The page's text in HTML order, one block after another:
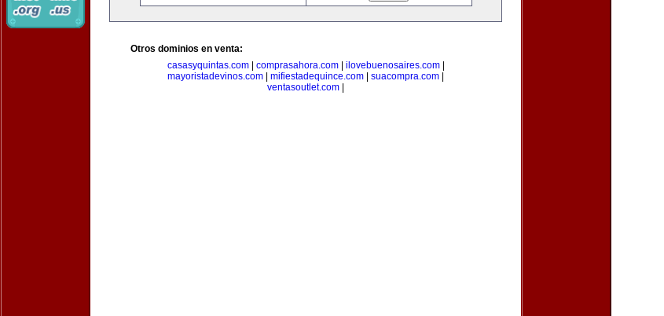
Otros dominios en venta:
casasyquintas.com| comprasahora.com| ilovebuenosaires.com|
mayoristadevinos.com
mifiestadequince.com suacompra.com
ventasoutlet.com